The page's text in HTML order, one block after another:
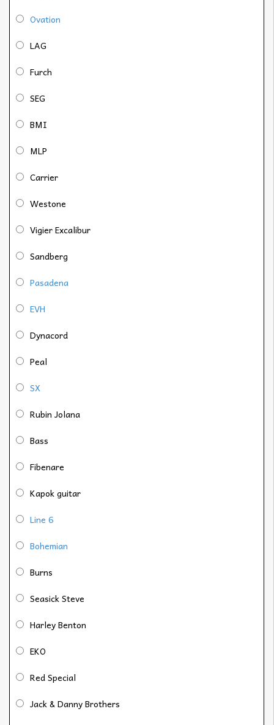
Ovation
LAG
Furch
SEG
BMI
MLP
Carrier
Westone
Vigier Excalibur
Sandberg
Pasadena
EVH
Dynacord
Peal
SX
Rubin Jolana
Bass
Fibenare
Kapok guitar
Line 6
Bohemian
Burns
Seasick Steve
Harley Benton
EKO
Red Special
Jack & Danny Brothers